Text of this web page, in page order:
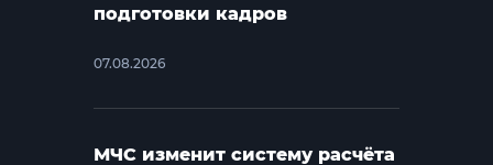
подготовки кадров
07.08.2026
МЧС изменит систему расчёта